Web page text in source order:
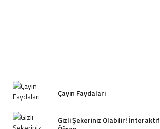
Çayın Faydaları
Gizli Şekeriniz Olabilir! İnteraktif